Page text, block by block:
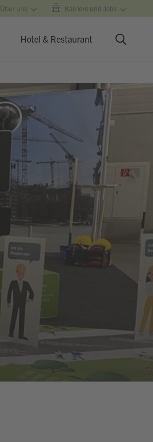
Über uns Karriere und Jobs
Hotel & Restaurant